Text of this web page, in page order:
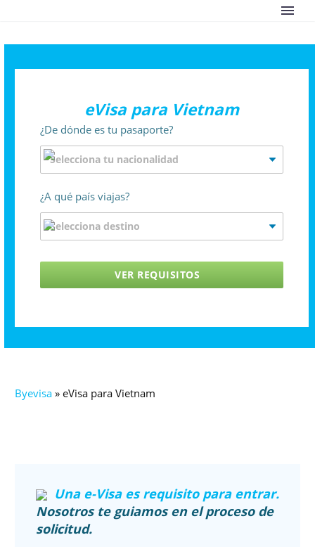
eVisa para Vietnam
¿De dónde es tu pasaporte?
¿A qué país viajas?
VER REQUISITOS
Byevisa » eVisa para Vietnam
Una e-Visa es requisito para entrar.
Nosotros te guiamos en el proceso de
solicitud.